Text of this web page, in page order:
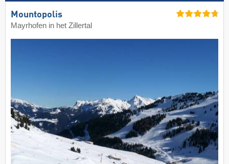
Mountopolis
Mayrhofen in het Zillertal